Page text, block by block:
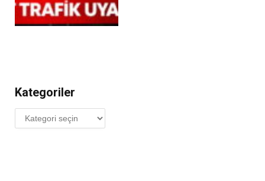
Kategoriler
Kategoriler